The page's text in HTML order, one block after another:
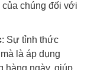
chúng đối với
: Sự tỉnh thức
là áp dụng